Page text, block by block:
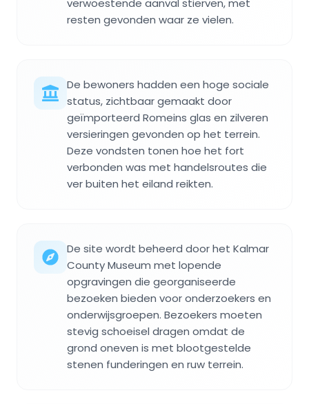
resten gevonden waar ze vielen.
De bewoners hadden een hoge sociale
status, zichtbaar gemaakt door
geïmporteerd Romeins glas en zilveren
versieringen gevonden op het terrein.
Deze vondsten tonen hoe het fort
verbonden was met handelsroutes die
ver buiten het eiland reikten.
De site wordt beheerd door het Kalmar
County Museum met lopende
opgravingen die georganiseerde
bezoeken bieden voor onderzoekers en
onderwijsgroepen. Bezoekers moeten
stevig schoeisel dragen omdat de
grond oneven is met blootgestelde
stenen funderingen en ruw terrein.